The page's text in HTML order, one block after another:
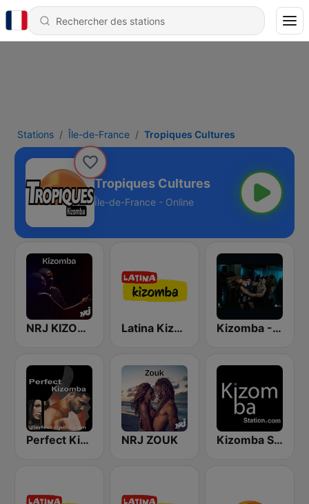
Stations Île-de-France Tropiques Cultures
Tropiques Cultures
Île-de-France - Online
NRJ KIZOMBA Latina Kizomba Kizomba - Zouk
Perfect Kizomba NRJ ZOUK Kizomba Station